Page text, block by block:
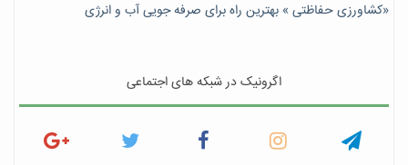
«کشاورزی حفاظتی » بهترین راه برای صرفه جویی آب و انرژی
اگرونیک در شبکه های اجتماعی